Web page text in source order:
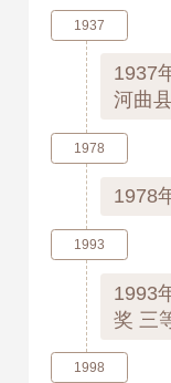
1937
1937
河曲
1978
1978
1993
1993
奖 三
1998